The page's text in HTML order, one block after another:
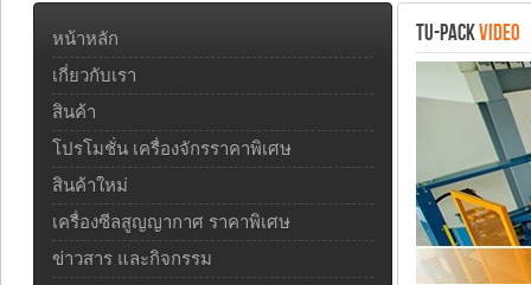
TU-PACKVIDEO
หน้าหลัก
เกี่ยวกับเรา
สินค้า
โปรโมชั่น เครื่องจักรราคาพิเศษ
สินค้าใหม่
เครื่องซีลสูญญากาศ ราคาพิเศษ
ข่าวสาร และกิจกรรม